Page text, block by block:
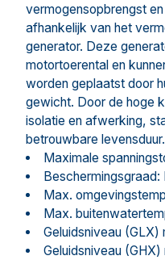
vermogensopbrengst
afhankelijk van het
generator. Deze
motortoerental en
worden geplaatst door
gewicht. Door de hoge
isolatie en afwerking,
betrouwbare levensduur.
Maximale
Beschermingsgraad:
Max.
Max.
Geluidsniveau
Geluidsniveau